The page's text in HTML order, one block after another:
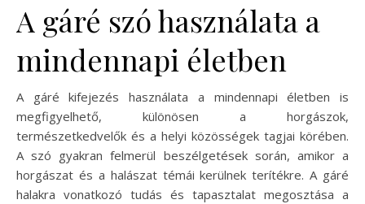
A gáré szó használata a
mindennapi életben
A gáré kifejezés használata a mindennapi életben is
megfigyelhető, különösen a horgászok,
természetkedvelők és a helyi közösségek tagjai körében.
A szó gyakran felmerül beszélgetések során, amikor a
horgászat és a halászat témái kerülnek terítékre. A gáré
halakra vonatkozó tudás és tapasztalat megosztása a